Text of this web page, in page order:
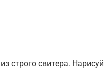
строго свитера.